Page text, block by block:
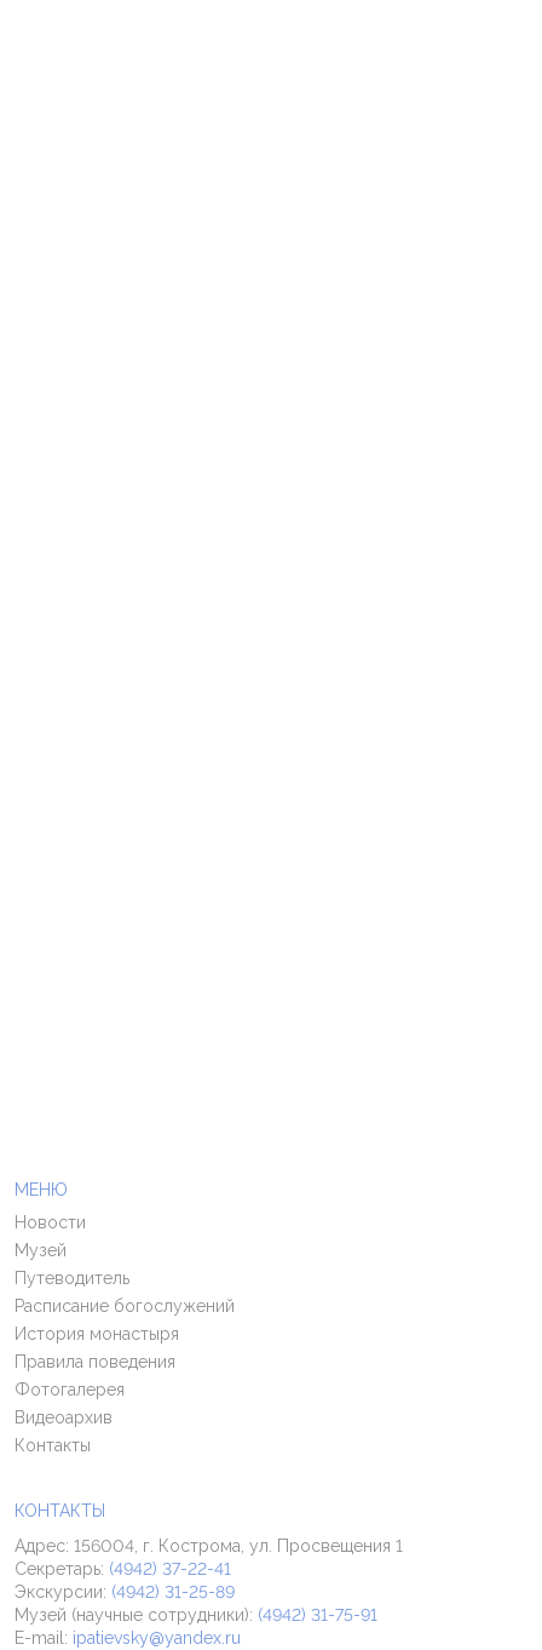
МЕНЮ
Новости
Музей
Путеводитель
Расписание богослужений
История монастыря
Правила поведения
Фотогалерея
Видеоархив
Контакты
КОНТАКТЫ
Адрес: 156004, г. Кострома, ул. Просвещения 1
Секретарь: (4942) 37-22-41
Экскурсии: (4942) 31-25-89
Музей (научные сотрудники): (4942) 31-75-91
E-mail: ipatievsky@yandex.ru